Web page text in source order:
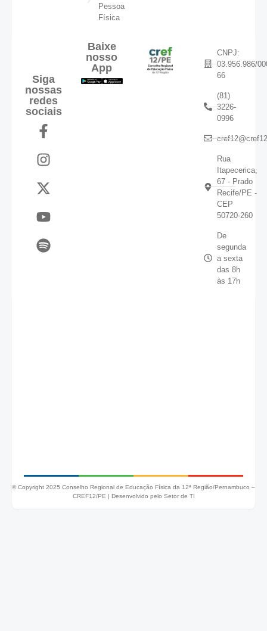
Pessoa
Física
Siga
nossas
redes
sociais
Baixe
nosso
App
CNPJ:
03.956.986/
66
(81)
3226-
0996
Rua
Itapecerica,
67 - Prado
Recife/PE -
CEP
50720-260
De
segunda
a sexta
das 8h
às 17h
© Copyright 2025 Conselho Regional de Educação Física da 12ª Região/Pernambuco –
CREF12/PE | Desenvolvido pelo Setor de TI